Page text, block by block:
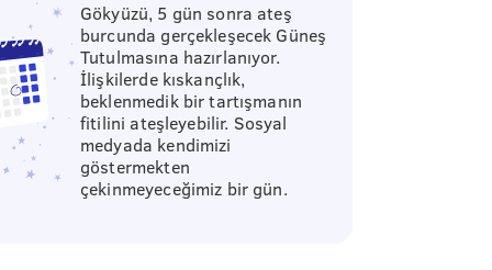
Gökyüzü, 5 gün sonra ateş
burcunda gerçekleşecek Güneş
Tutulmasına hazırlanıyor.
İlişkilerde kıskançlık,
beklenmedik bir tartışmanın
fitilini ateşleyebilir. Sosyal
medyada kendimizi
göstermekten
çekinmeyeceğimiz bir gün.